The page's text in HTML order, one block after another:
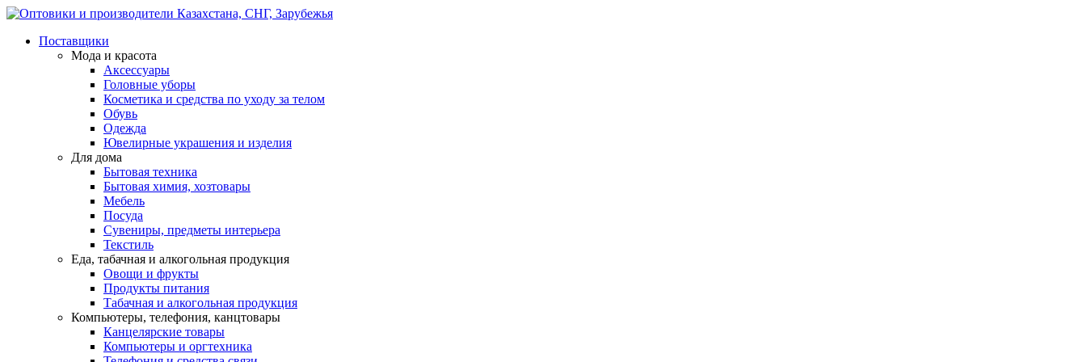
Поставщики
Мода и красота
Аксессуары
Головные уборы
Косметика и средства по уходу за телом
Обувь
Одежда
Ювелирные украшения и изделия
Для дома
Бытовая техника
Бытовая химия, хозтовары
Мебель
Посуда
Сувениры, предметы интерьера
Текстиль
Еда, табачная и алкогольная продукция
Овощи и фрукты
Продукты питания
Табачная и алкогольная продукция
Компьютеры, телефония, канцтовары
Канцелярские товары
Компьютеры и оргтехника